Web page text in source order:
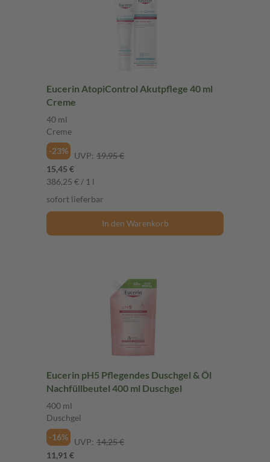
Eucerin AtopiControl Akutpflege 40 ml
Creme
40 ml
Creme
-23%
UVP: 19,95 €
15,45 €
386,25 € / 1 l
sofort lieferbar
In den Warenkorb
Eucerin pH5 Pflegendes Duschgel & Öl
Nachfüllbeutel 400 ml Duschgel
400 ml
Duschgel
-16%
UVP: 14,25 €
11,91 €